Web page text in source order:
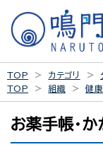
TOP カテゴリ
TOP
組織 健
お薬手帳・